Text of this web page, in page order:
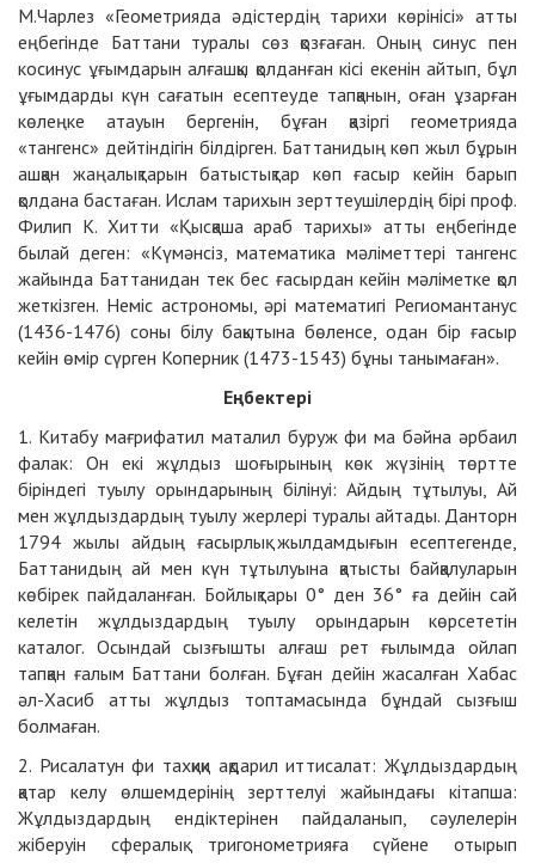
M.Чарлез «Геометрияда әдістердің тарихи көрінісі» атты
еңбегінде Баттани туралы сөз қозғаған. Оның синус пен
косинус ұғымдарын алғашқы қолданған кісі екенін айтып, бұл
ұғымдарды күн сағатын есептеуде тапқанын, оған ұзарған
көлеңке атауын бергенін, бұған қазіргі геометрияда
«тангенс» дейтіндігін білдірген. Баттанидың көп жыл бұрын
ашқан жаңалықтарын батыстықтар көп ғасыр кейін барып
қолдана бастаған. Ислам тарихын зерттеушілердің бірі проф.
Филип К. Хитти «Қысқаша араб тарихы» атты еңбегінде
былай деген: «Күмәнсіз, математика мәліметтері тангенс
жайында Баттанидан тек бес ғасырдан кейін мәліметке қол
жеткізген. Неміс астрономы, әрі математигі Региомантанус
(1436-1476) соны білу бақытына бөленсе, одан бір ғасыр
кейін өмір сүрген Коперник (1473-1543) бұны танымаған».
Еңбектері
1. Китабу мағрифатил маталил буруж фи ма бәйна әрбаил
фалак: Он екі жұлдыз шоғырының көк жүзінің төртте
біріндегі туылу орындарының білінуі: Айдың тұтылуы, Ай
мен жұлдыздардың туылу жерлері туралы айтады. Данторн
1794 жылы айдың ғасырлық жылдамдығын есептегенде,
Баттанидың ай мен күн тұтылуына қатысты байқалуларын
көбірек пайдаланған. Бойлықтары 0° ден 36° ға дейін сай
келетін жұлдыздардың туылу орындарын көрсететін
каталог. Осындай сызғышты алғаш рет ғылымда ойлап
тапқан ғалым Баттани болған. Бұған дейін жасалған Хабас
әл-Хасиб атты жұлдыз топтамасында бұндай сызғыш
болмаған.
2. Рисалатун фи тахқиқи ақдарил иттисалат: Жұлдыздардың
қатар келу өлшемдерінің зерттелуі жайындағы кітапша:
Жұлдыздардың ендіктерінен пайдаланып, сәулелерін
жіберуін сфералық тригонометрияға сүйене отырып